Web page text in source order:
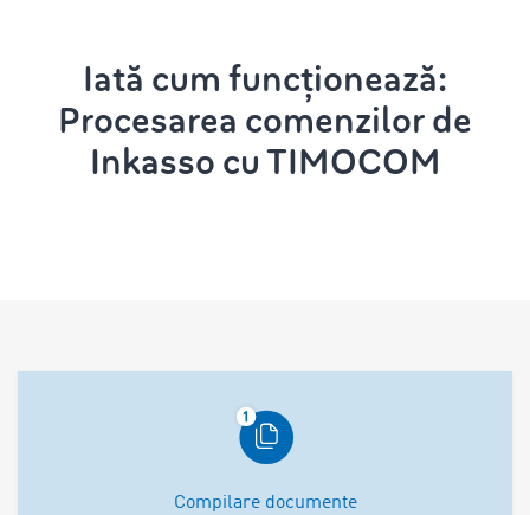
Iată cum funcționează:
Procesarea comenzilor de
Inkasso cu TIMOCOM
Compilare documente